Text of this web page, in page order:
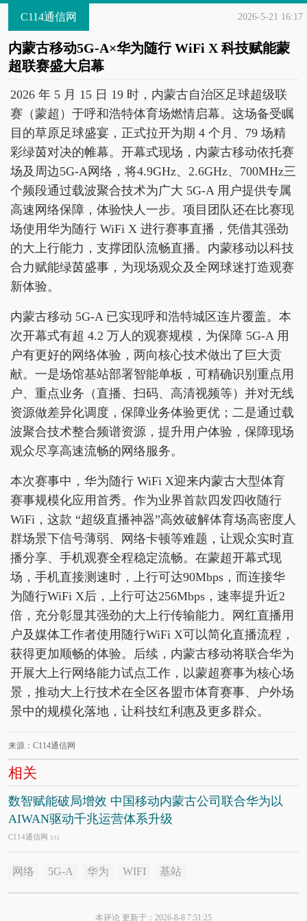
C114通信网 2026-5-21 16:17
内蒙古移动5G-A×华为随行 WiFi X 科技赋能蒙
超联赛盛大启幕
2026 年 5 月 15 日 19 时，内蒙古自治区足球超级联
赛（蒙超）于呼和浩特体育场燃情启幕。这场备受瞩
目的草原足球盛宴，正式拉开为期 4 个月、79 场精
彩绿茵对决的帷幕。开幕式现场，内蒙古移动依托赛
场及周边5G-A网络，将4.9GHz、2.6GHz、700MHz三
个频段通过载波聚合技术为广大 5G-A 用户提供专属
高速网络保障，体验快人一步。项目团队还在比赛现
场使用华为随行 WiFi X 进行赛事直播，凭借其强劲
的大上行能力，支撑团队流畅直播。内蒙移动以科技
合力赋能绿茵盛事，为现场观众及全网球迷打造观赛
新体验。
内蒙古移动 5G-A 已实现呼和浩特城区连片覆盖。本
次开幕式有超 4.2 万人的观赛规模，为保障 5G-A 用
户有更好的网络体验，两向核心技术做出了巨大贡
献。一是场馆基站部署智能单板，可精确识别重点用
户、重点业务（直播、扫码、高清视频等）并对无线
资源做差异化调度，保障业务体验更优；二是通过载
波聚合技术整合频谱资源，提升用户体验，保障现场
观众尽享高速流畅的网络服务。
本次赛事中，华为随行 WiFi X迎来内蒙古大型体育
赛事规模化应用首秀。作为业界首款四发四收随行
WiFi，这款 “超级直播神器”高效破解体育场高密度人
群场景下信号薄弱、网络卡顿等难题，让观众实时直
播分享、手机观赛全程稳定流畅。在蒙超开幕式现
场，手机直接测速时，上行可达90Mbps，而连接华
为随行WiFi X后，上行可达256Mbps，速率提升近2
倍，充分彰显其强劲的大上行传输能力。网红直播用
户及媒体工作者使用随行WiFi X可以简化直播流程，
获得更加顺畅的体验。后续，内蒙古移动将联合华为
开展大上行网络能力试点工作，以蒙超赛事为核心场
景，推动大上行技术在全区各盟市体育赛事、户外场
景中的规模化落地，让科技红利惠及更多群众。
来源：C114通信网
相关
数智赋能破局增效 中国移动内蒙古公司联合华为以
AIWAN驱动千兆运营体系升级
C114通信网 5/11
网络 5G-A 华为 WIFI 基站
本评论 更新于：2026-8-8 7:51:25